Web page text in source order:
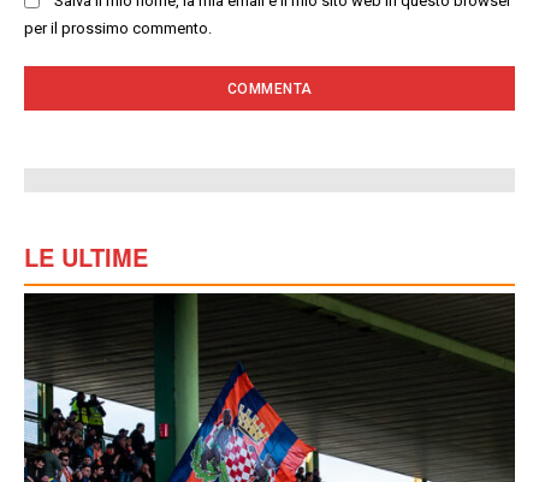
per il prossimo commento.
LE ULTIME